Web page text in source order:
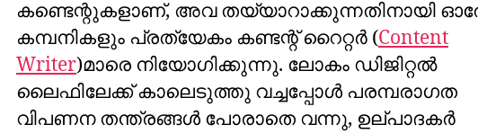
കണ്ടെന്റുകളാണ്, അവ തയ്യാറാക്കുന്നതിനായി
കമ്പനികളും പ്രത്യേകം കണ്ടന്റ് റൈറ്റർ (Content
Writer)മാരെ നിയോഗിക്കുന്നു. ലോകം ഡിജിറ്റൽ
ലൈഫിലേക്ക് കാലെടുത്തു വച്ചപ്പോൾ പരമ്പരാഗത
വിപണന തന്ത്രങ്ങൾ പോരാതെ വന്നു, ഉല്പാദകർ